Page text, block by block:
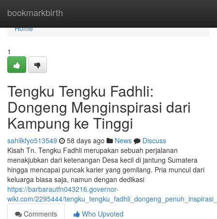
bookmarkbirth
Home
Home
1
Tengku Tengku Fadhli:
Dongeng Menginspirasi dari
Kampung ke Tinggi
sahilkfyo513549 58 days ago News
Discuss
Kisah Tn. Tengku Fadhli merupakan sebuah perjalanan
menakjubkan dari ketenangan Desa kecil di jantung Sumatera
hingga mencapai puncak karier yang gemilang. Pria muncul dari
keluarga biasa saja, namun dengan dedikasi
https://barbarautfn043216.governor-
wiki.com/2295444/
Comments
Who Upvoted